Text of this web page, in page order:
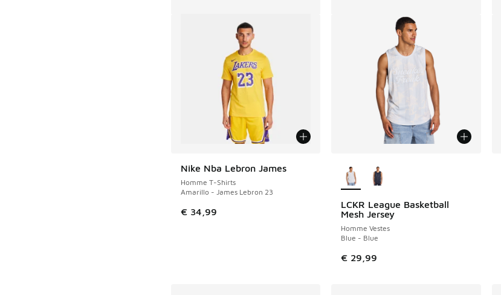
Nike Nba Lebron James
Homme T-Shirts
Amarillo - James Lebron 23
€ 34,99
LCKR League Basketball
Mesh Jersey
Homme Vestes
Blue - Blue
€ 29,99